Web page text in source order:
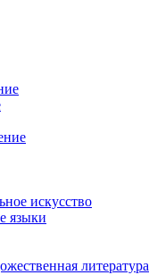
искусство
языки
литература